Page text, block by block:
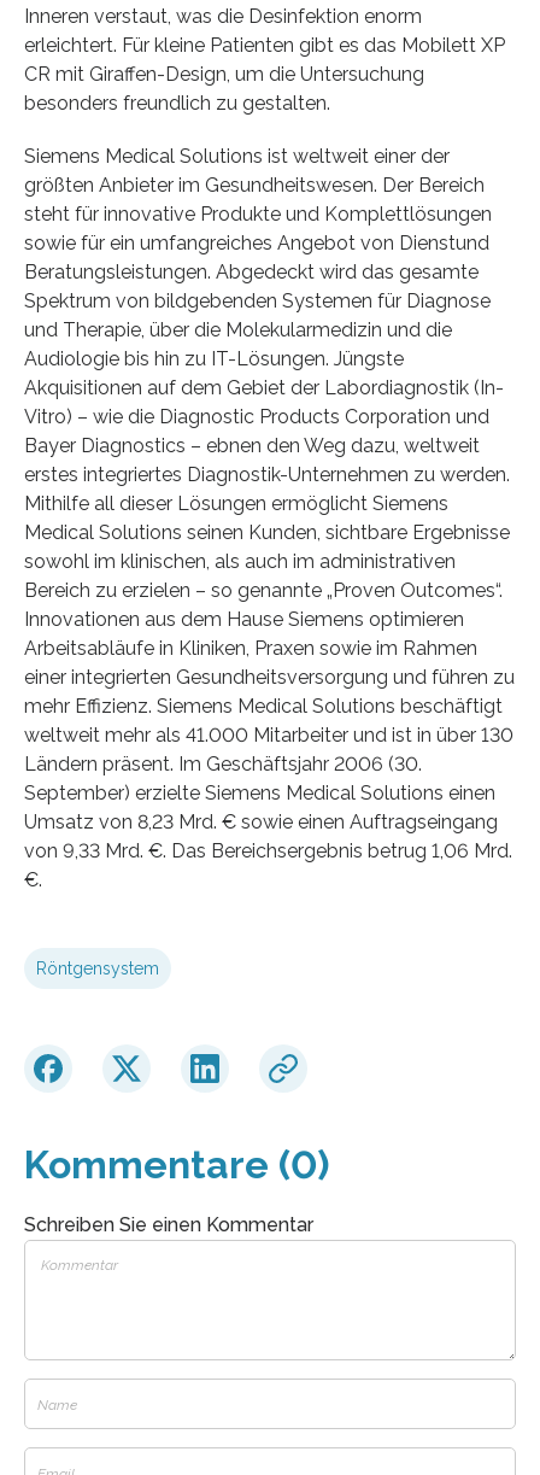
Inneren verstaut, was die Desinfektion enorm
erleichtert. Für kleine Patienten gibt es das Mobilett XP
CR mit Giraffen-Design, um die Untersuchung
besonders freundlich zu gestalten.
Siemens Medical Solutions ist weltweit einer der
größten Anbieter im Gesundheitswesen. Der Bereich
steht für innovative Produkte und Komplettlösungen
sowie für ein umfangreiches Angebot von Dienstund
Beratungsleistungen. Abgedeckt wird das gesamte
Spektrum von bildgebenden Systemen für Diagnose
und Therapie, über die Molekularmedizin und die
Audiologie bis hin zu IT-Lösungen. Jüngste
Akquisitionen auf dem Gebiet der Labordiagnostik (In-
Vitro) – wie die Diagnostic Products Corporation und
Bayer Diagnostics – ebnen den Weg dazu, weltweit
erstes integriertes Diagnostik-Unternehmen zu werden.
Mithilfe all dieser Lösungen ermöglicht Siemens
Medical Solutions seinen Kunden, sichtbare Ergebnisse
sowohl im klinischen, als auch im administrativen
Bereich zu erzielen – so genannte „Proven Outcomes“.
Innovationen aus dem Hause Siemens optimieren
Arbeitsabläufe in Kliniken, Praxen sowie im Rahmen
einer integrierten Gesundheitsversorgung und führen zu
mehr Effizienz. Siemens Medical Solutions beschäftigt
weltweit mehr als 41.000 Mitarbeiter und ist in über 130
Ländern präsent. Im Geschäftsjahr 2006 (30.
September) erzielte Siemens Medical Solutions einen
Umsatz von 8,23 Mrd. € sowie einen Auftragseingang
von 9,33 Mrd. €. Das Bereichsergebnis betrug 1,06 Mrd.
€.
Röntgensystem
Kommentare (0)
Schreiben Sie einen Kommentar